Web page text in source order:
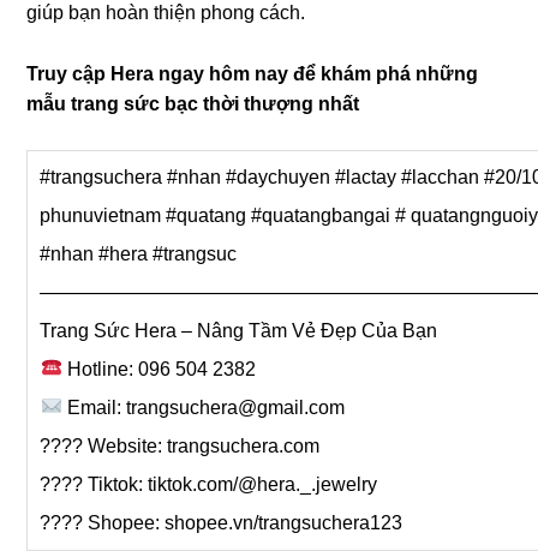
giúp bạn hoàn thiện phong cách.
Truy cập Hera ngay hôm nay để khám phá những
mẫu trang sức bạc thời thượng nhất
#trangsuchera #nhan #daychuyen #lactay #lacchan #20/
phunuvietnam #quatang #quatangbangai #
#nhan #hera #trangsuc
Trang Sức Hera – Nâng Tầm Vẻ Đẹp Của Bạn
Hotline: 096 504 2382
Email: trangsuchera@gmail.com
???? Website: trangsuchera.com
???? Tiktok: tiktok.com/@hera._.jewelry
???? Shopee: shopee.vn/trangsuchera123